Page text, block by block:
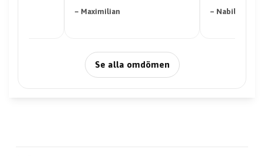
– Maximilian – Nabil Abdi
Se alla omdömen